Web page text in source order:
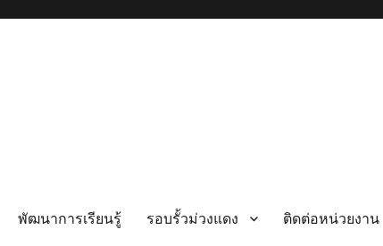
พัฒนาการเรียนรู้ รอบรั้วม่วงแดง ติดต่อหน่วยงาน